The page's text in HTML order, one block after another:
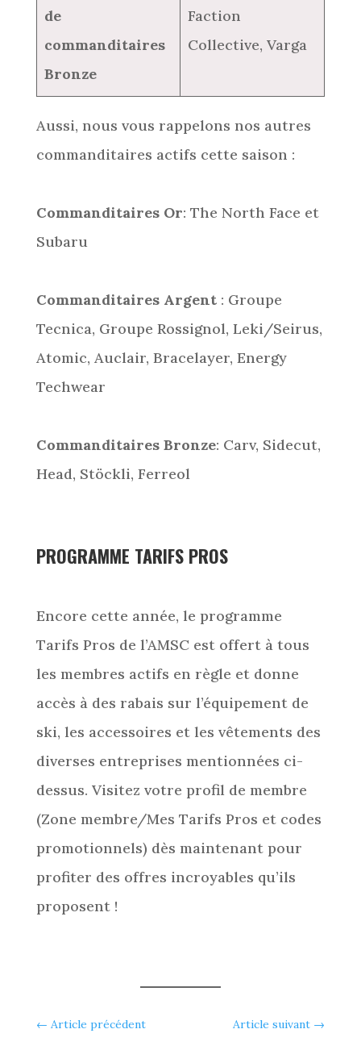
de
commanditaires
Bronze
Faction
Collective, Varga
Aussi, nous vous rappelons nos autres
commanditaires actifs cette saison :
Commanditaires Or: The North Face et
Subaru
Commanditaires Argent: Groupe
Tecnica, Groupe Rossignol, Leki/Seirus,
Atomic, Auclair, Bracelayer, Energy
Techwear
Commanditaires Bronze: Carv, Sidecut,
Head, Stöckli, Ferreol
PROGRAMME TARIFS PROS
Encore cette année, le programme
Tarifs Pros de l’AMSC est offert à tous
les membres actifs en règle et donne
accès à des rabais sur l’équipement de
ski, les accessoires et les vêtements des
diverses entreprises mentionnées ci-
dessus. Visitez votre profil de membre
(Zone membre/Mes Tarifs Pros et codes
promotionnels) dès maintenant pour
profiter des offres incroyables qu’ils
proposent !
← Article précédent Article suivant →